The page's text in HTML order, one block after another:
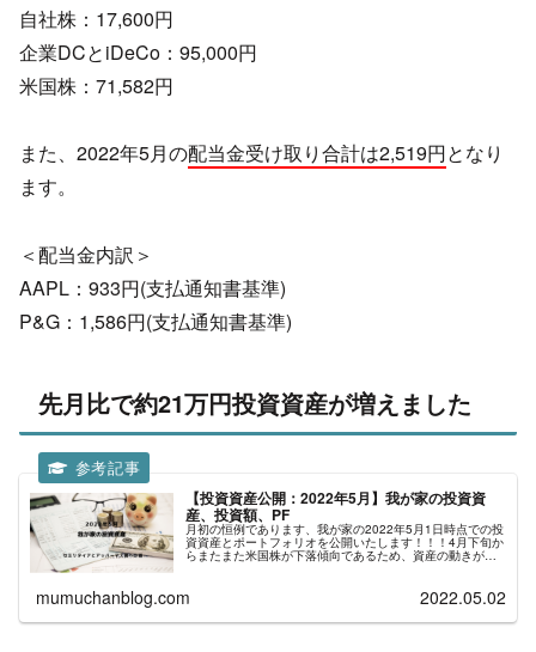
自社株：17,600円
企業DCとiDeCo：95,000円
米国株：71,582円
また、2022年5月の配当金受け取り合計は2,519円となり
ます。
＜配当金内訳＞
AAPL：933円(支払通知書基準)
P&G：1,586円(支払通知書基準)
先月比で約21万円投資資産が増えました
【投資資産公開：2022年5月】我が家の投資資
産、投資額、PF
月初の恒例であります、我が家の2022年5月1日時点での投
資資産とポートフォリオを公開いたします！！！4月下旬か
らまたまた米国株が下落傾向であるため、資産の動きが激
しくなってきております。 約1,312万円運用中です(2022年
mumuchanblog.com 2022.05.02